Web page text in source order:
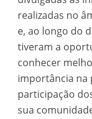
realizadas no
e, ao longo do
tiveram a
conhecer
importância na
participação
sua